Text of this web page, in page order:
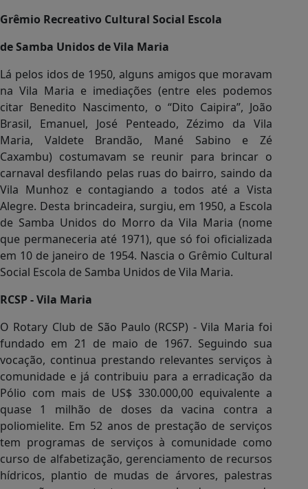
Grêmio Recreativo Cultural Social Escola
de Samba Unidos de Vila Maria
Lá pelos idos de 1950, alguns amigos que moravam
na Vila Maria e imediações (entre eles podemos
citar Benedito Nascimento, o “Dito Caipira”, João
Brasil, Emanuel, José Penteado, Zézimo da Vila
Maria, Valdete Brandão, Mané Sabino e Zé
Caxambu) costumavam se reunir para brincar o
carnaval desfilando pelas ruas do bairro, saindo da
Vila Munhoz e contagiando a todos até a Vista
Alegre. Desta brincadeira, surgiu, em 1950, a Escola
de Samba Unidos do Morro da Vila Maria (nome
que permaneceria até 1971), que só foi oficializada
em 10 de janeiro de 1954. Nascia o Grêmio Cultural
Social Escola de Samba Unidos de Vila Maria.
RCSP - Vila Maria
O Rotary Club de São Paulo (RCSP) - Vila Maria foi
fundado em 21 de maio de 1967. Seguindo sua
vocação, continua prestando relevantes serviços à
comunidade e já contribuiu para a erradicação da
Pólio com mais de US$ 330.000,00 equivalente a
quase 1 milhão de doses da vacina contra a
poliomielite. Em 52 anos de prestação de serviços
tem programas de serviços à comunidade como
curso de alfabetização, gerenciamento de recursos
hídricos, plantio de mudas de árvores, palestras